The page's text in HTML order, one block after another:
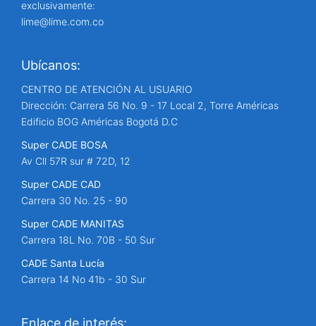
exclusivamente:
lime@lime.com.co
Ubícanos:
CENTRO DE ATENCIÓN AL USUARIO
Dirección: Carrera 56 No. 9 - 17 Local 2, Torre Américas
Edificio BOG Américas Bogotá D.C
Super CADE BOSA
Av Cll 57R sur # 72D, 12
Super CADE CAD
Carrera 30 No. 25 - 90
Super CADE MANITAS
Carrera 18L No. 70B - 50 Sur
CADE Santa Lucía
Carrera 14 No 41b - 30 Sur